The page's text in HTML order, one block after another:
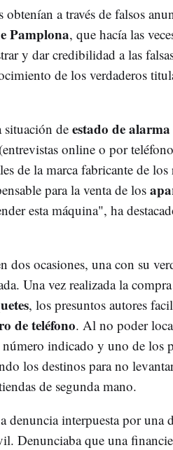
a través de falsos
Pamplona, que hacía las
y dar credibilidad a las
de los verdaderos
situación de estado de alarma
online o por
de la marca fabricante de los
para la venta de los
esta máquina", ha
dos ocasiones, una con su
Una vez realizada la compra
, los presuntos autores
de teléfono. Al no poder
indicado y uno de los
los destinos para no
de segunda mano.
denuncia interpuesta por una
Denunciaba que una